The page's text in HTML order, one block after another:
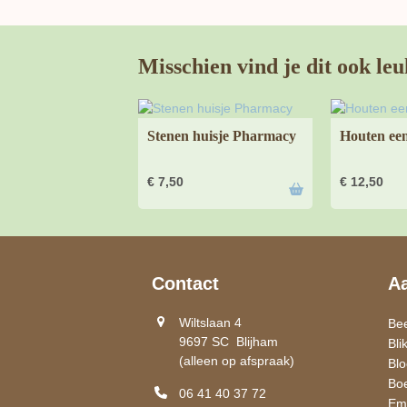
Misschien vind je dit ook
Stenen huisje Pharmacy
€ 7,50
Houten
€ 12,50
Contact
Wiltslaan 4
9697 SC Blijham
(alleen op afspraak)
06 41 40 37 72